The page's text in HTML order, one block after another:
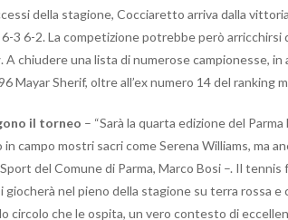
della stagione, Cocciaretto arriva dalla
3 6-2. La competizione potrebbe però
A chiudere una lista di numerose campionesse,
Mayar Sherif, oltre all’ex numero 14 del ranking
il torneo – “Sarà la quarta edizione del
campo mostri sacri come Serena Williams, ma
del Comune di Parma, Marco Bosi –. Il
giocherà nel pieno della stagione su terra rossa
circolo che le ospita, un vero contesto di